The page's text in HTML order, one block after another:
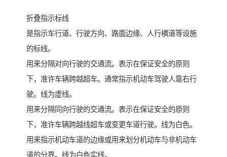
折叠指示标线
是指示车行道、行驶方向、路面边缘、人行横道等设施
的标线。
用来分隔对向行驶的交通流。表示在保证安全的原则
下，准许车辆跨越超车。通常指示机动车驾驶人靠右行
驶。线为虚线。
用来分隔同向行驶的交通流。表示在保证安全的原则
下，准许车辆跨越线超车或变更车道行驶。线为白色。
用来指示机动车道的边缘或用来划分机动车与非机动车
道的分界。线为白色实线。